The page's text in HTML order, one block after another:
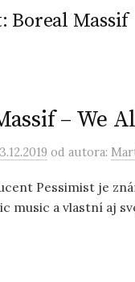
Boreal Massif
– We
od autora:
Pessimist je
music a vlastní aj